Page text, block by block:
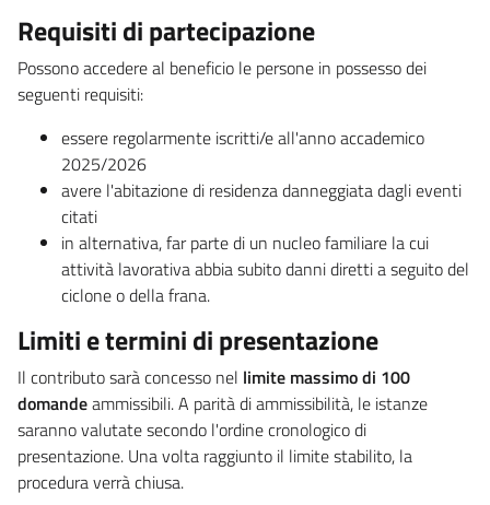
Requisiti di partecipazione
Possono accedere al beneficio le persone in possesso dei
seguenti requisiti:
essere regolarmente iscritti/e all'anno accademico
2025/2026
avere l'abitazione di residenza danneggiata dagli eventi
citati
in alternativa, far parte di un nucleo familiare la cui
attività lavorativa abbia subito danni diretti a seguito del
ciclone o della frana.
Limiti e termini di presentazione
Il contributo sarà concesso nel limite massimo di 100
domandeammissibili. A parità di ammissibilità, le istanze
saranno valutate secondo l'ordine cronologico di
presentazione. Una volta raggiunto il limite stabilito, la
procedura verrà chiusa.